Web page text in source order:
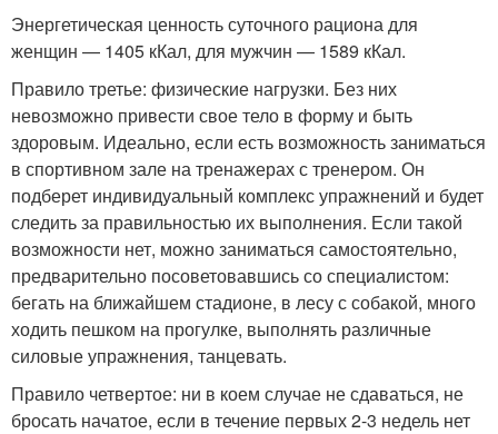
Энергетическая ценность суточного рациона для
женщин — 1405 кКал, для мужчин — 1589 кКал.
Правило третье: физические нагрузки. Без них
невозможно привести свое тело в форму и быть
здоровым. Идеально, если есть возможность заниматься
в спортивном зале на тренажерах с тренером. Он
подберет индивидуальный комплекс упражнений и будет
следить за правильностью их выполнения. Если такой
возможности нет, можно заниматься самостоятельно,
предварительно посоветовавшись со специалистом:
бегать на ближайшем стадионе, в лесу с собакой, много
ходить пешком на прогулке, выполнять различные
силовые упражнения, танцевать.
Правило четвертое: ни в коем случае не сдаваться, не
бросать начатое, если в течение первых 2-3 недель нет